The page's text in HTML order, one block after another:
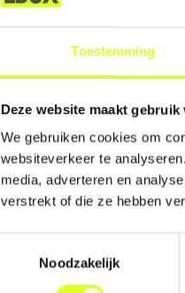
Toestemming
Deze website maakt gebruik
We gebruiken cookies om
websiteverkeer te
media, adverteren en
verstrekt of die ze hebben
Noodzakelijk
aandacht tijdens
om pro actief in te
Lees meer over
en VO in het
dan het plan van
DOWNLOAD HIER HET